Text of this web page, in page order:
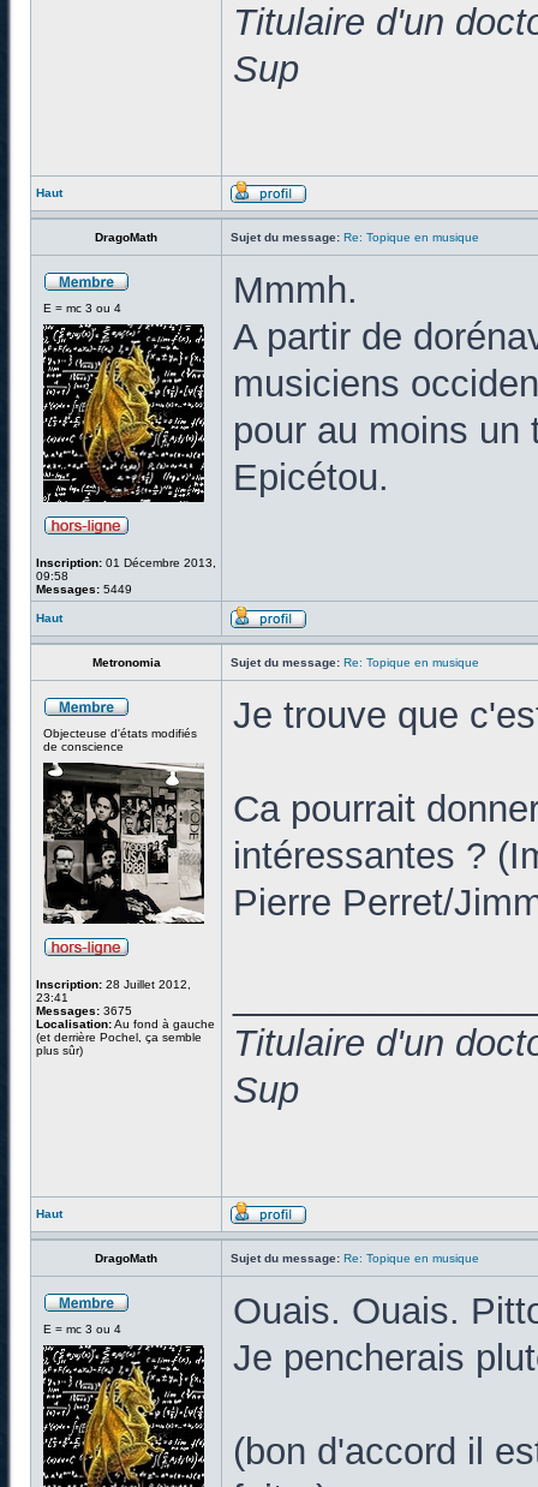
Titulaire d'un
Sup
Haut
DragoMath Sujet du message: Re: Topique en musique
E = mc 3 ou 4
Inscription: 01 Décembre 2013,
09:58
Messages: 5449
Mmmh.
A partir de
musiciens
pour au moins un
Epicétou.
Haut
Metronomia Sujet du message: Re: Topique en musique
Objecteuse d'états modifiés
de conscience
Inscription: 28 Juillet 2012,
23:41
Messages: 3675
Localisation:Au fond à gauche
(et derrière Pochel, ça semble
plus sûr)
Je trouve que
Ca pourrait
intéressantes ?
Pierre Perret/
Titulaire d'un
Sup
Haut
DragoMath Sujet du message: Re: Topique en musique
E = mc 3 ou 4
Ouais. Ouais.
Je pencherais
(bon d'accord il